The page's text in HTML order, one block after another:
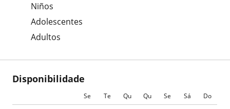
Niños
Adolescentes
Adultos
Disponibilidade
Se Te Qu Qu Se Sá Do